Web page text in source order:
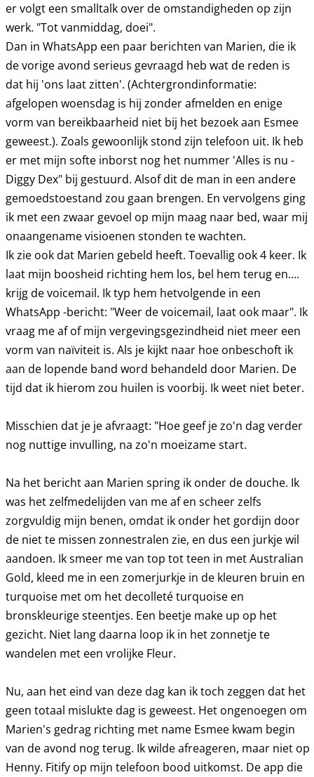
er volgt een smalltalk over de omstandigheden op zijn
werk. "Tot vanmiddag, doei".
Dan in WhatsApp een paar berichten van Marien, die ik
de vorige avond serieus gevraagd heb wat de reden is
dat hij 'ons laat zitten'. (Achtergrondinformatie:
afgelopen woensdag is hij zonder afmelden en enige
vorm van bereikbaarheid niet bij het bezoek aan Esmee
geweest.). Zoals gewoonlijk stond zijn telefoon uit. Ik heb
er met mijn softe inborst nog het nummer 'Alles is nu -
Diggy Dex" bij gestuurd. Alsof dit de man in een andere
gemoedstoestand zou gaan brengen. En vervolgens ging
ik met een zwaar gevoel op mijn maag naar bed, waar mij
onaangename visioenen stonden te wachten.
Ik zie ook dat Marien gebeld heeft. Toevallig ook 4 keer. Ik
laat mijn boosheid richting hem los, bel hem terug en....
krijg de voicemail. Ik typ hem hetvolgende in een
WhatsApp -bericht: "Weer de voicemail, laat ook maar". Ik
vraag me af of mijn vergevingsgezindheid niet meer een
vorm van naïviteit is. Als je kijkt naar hoe onbeschoft ik
aan de lopende band word behandeld door Marien. De
tijd dat ik hierom zou huilen is voorbij. Ik weet niet beter.
Misschien dat je je afvraagt: "Hoe geef je zo'n dag verder
nog nuttige invulling, na zo'n moeizame start.
Na het bericht aan Marien spring ik onder de douche. Ik
was het zelfmedelijden van me af en scheer zelfs
zorgvuldig mijn benen, omdat ik onder het gordijn door
de niet te missen zonnestralen zie, en dus een jurkje wil
aandoen. Ik smeer me van top tot teen in met Australian
Gold, kleed me in een zomerjurkje in de kleuren bruin en
turquoise met om het decolleté turquoise en
bronskleurige steentjes. Een beetje make up op het
gezicht. Niet lang daarna loop ik in het zonnetje te
wandelen met een vrolijke Fleur.
Nu, aan het eind van deze dag kan ik toch zeggen dat het
geen totaal mislukte dag is geweest. Het ongenoegen om
Marien's gedrag richting met name Esmee kwam begin
van de avond nog terug. Ik wilde afreageren, maar niet op
Henny. Fitify op mijn telefoon bood uitkomst. De app die